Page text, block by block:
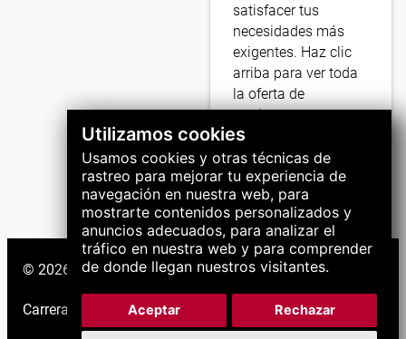
Utilizamos cookies
Usamos cookies y otras técnicas de
rastreo para mejorar tu experiencia de
navegación en nuestra web, para
mostrarte contenidos personalizados y
anuncios adecuados, para analizar el
tráfico en nuestra web y para comprender
de donde llegan nuestros visitantes.
Aceptar Rechazar
satisfacer tus
necesidades más
exigentes. Haz clic
arriba para ver toda
la oferta de
productos.
© 2026 Grupo LNS. Todos los derechos reservados.
Carreras Soporte|